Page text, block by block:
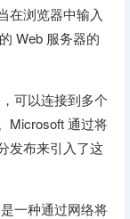
在浏览器中输入
Web 服务器的
可以连接到多个
Microsoft 通过将
发布来引入了这
一种通过网络将